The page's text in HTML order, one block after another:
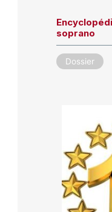
soprano
Dossier